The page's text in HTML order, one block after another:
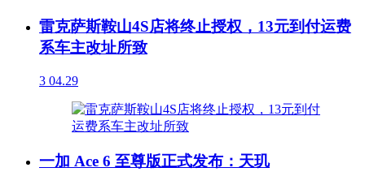
雷克萨斯鞍山4S店将终止授权，13元到付运费
系车主改址所致
3 04.29
一加 Ace 6 至尊版正式发布：天玑